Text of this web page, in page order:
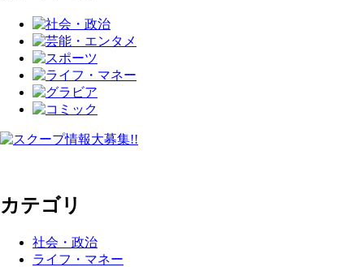
カテゴリ
社会・政治
ライフ・マネー